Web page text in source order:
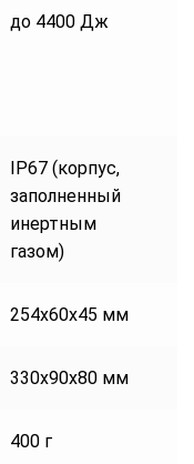
до 4400 Дж
IP67 (корпус,
заполненный
инертным
газом)
254х60х45 мм
330х90х80 мм
400 г